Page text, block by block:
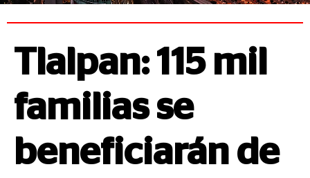
Tlalpan: 115 mil
familias se
beneficiarán de